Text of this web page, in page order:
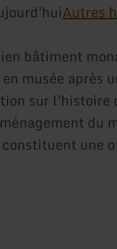
Autres
bâtiment
musée après
sur
du
une